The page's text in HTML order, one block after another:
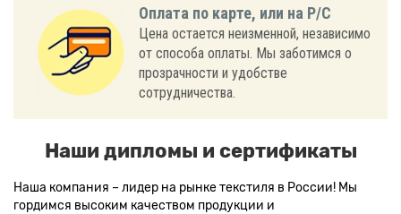
Оплата по карте, или на Р/С
Цена остается неизменной, независимо
от способа оплаты. Мы заботимся о
прозрачности и удобстве
сотрудничества.
Наши дипломы и сертификаты
Наша компания – лидер на рынке текстиля в России! Мы
гордимся высоким качеством продукции и